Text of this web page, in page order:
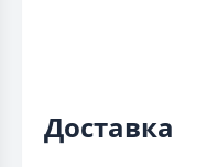
Доставка